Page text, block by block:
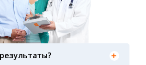
можете получить тремя
заказа, на сайте в